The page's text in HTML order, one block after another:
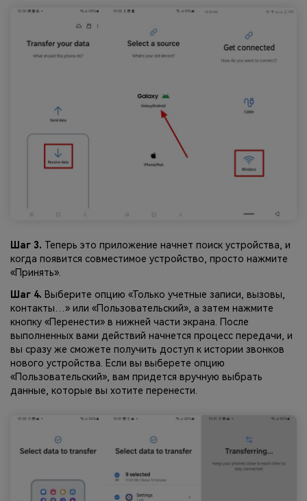
Шаг 3. Теперь это приложение начнет поиск устройства, и
когда появится совместимое устройство, просто нажмите
«Принять».
Шаг 4. Выберите опцию «Только учетные записи, вызовы,
контакты…» или «Пользовательский», а затем нажмите
кнопку «Перенести» в нижней части экрана. После
выполненных вами действий начнется процесс передачи, и
вы сразу же сможете получить доступ к истории звонков
нового устройства. Если вы выберете опцию
«Пользовательский», вам придется вручную выбрать
данные, которые вы хотите перенести.